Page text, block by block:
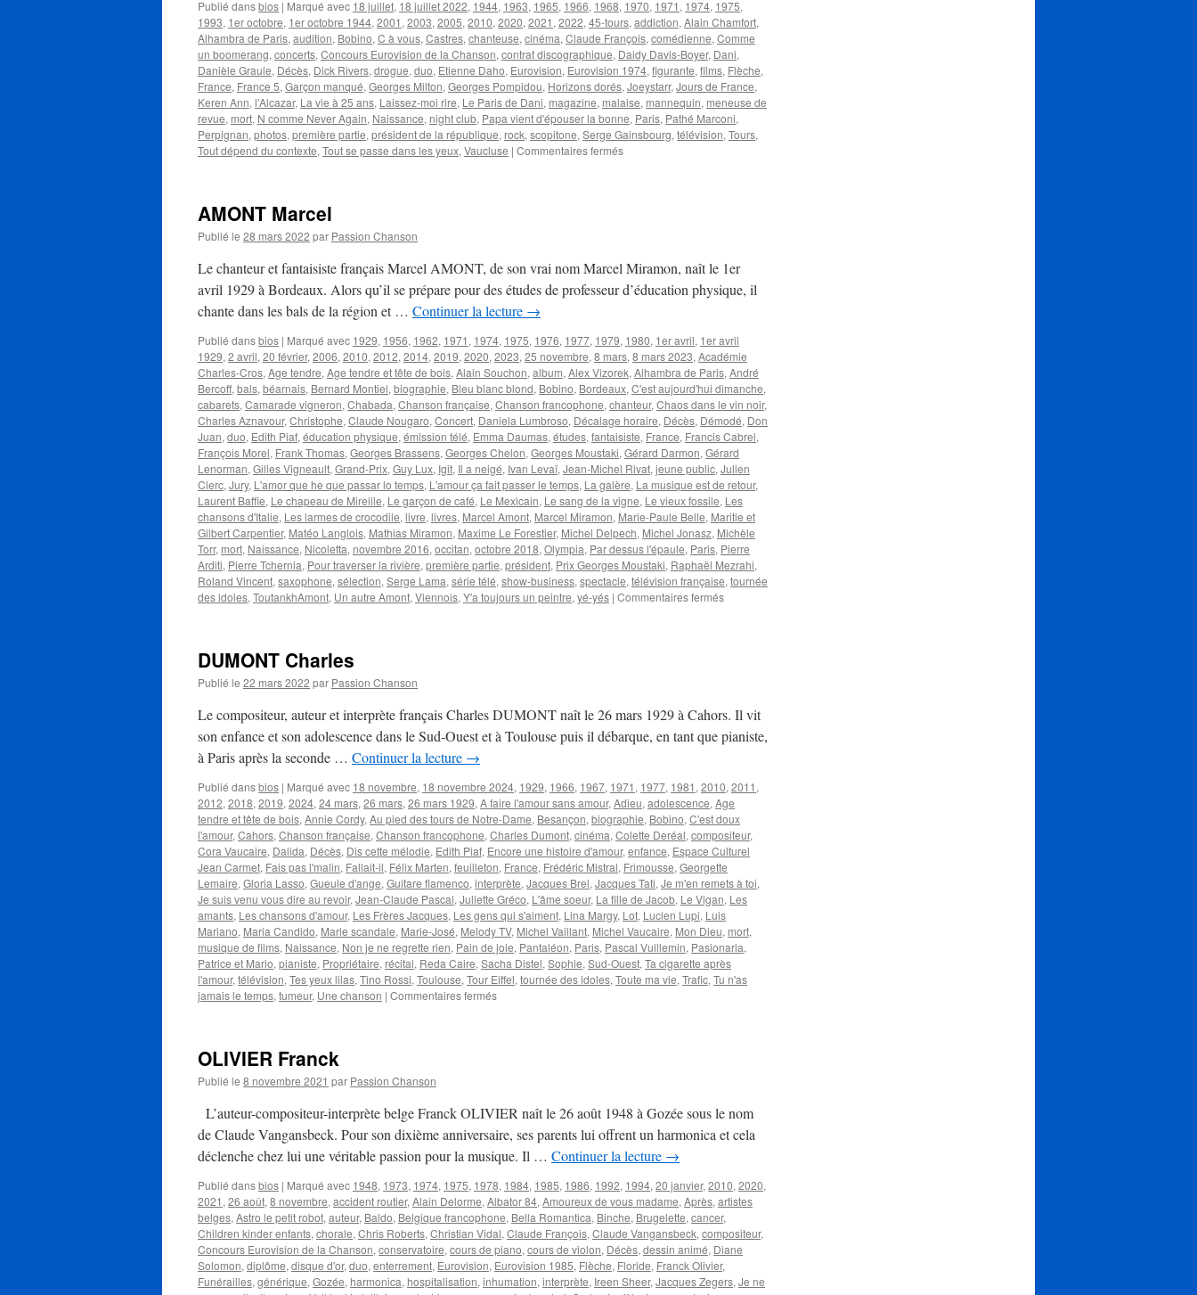
Publié dansbios | Marqué avec 18 juillet, 18 juillet 2022, 1944, 1963, 1965, 1966, 1968, 1970, 1971 , 1974, 1975,
1993, 1er octobre, 1er octobre 1944, 2001 , 2003, 2005, 2010, 2020, 2021 , 2022, 45-tours, addiction, Alain Chamfort,
Alhambra de Paris, audition, Bobino, C à vous, Castres, chanteuse, cinéma, Claude François, comédienne, Comme
un boomerang, concerts, Concours Eurovision de la Chanson, contrat discographique, Daidy Davis-Boyer, Dani,
Danièle Graule, Décès, Dick Rivers, drogue, duo, Etienne Daho, Eurovision, Eurovision 1974, figurante, films, Flèche,
France, France 5, Garçon manqué, Georges Milton, Georges Pompidou, Horizons dorés, Joeystarr, Jours de France,
Keren Ann, l'Alcazar, La vie à 25 ans, Laissez-moi rire, Le Paris de Dani, magazine, malaise, mannequin, meneuse de
revue, mort, N comme Never Again, Naissance, night club, Papa vient d'épouser la bonne, Paris, Pathé Marconi,
Perpignan, photos, première partie, président de la république, rock, scopitone, Serge Gainsbourg, télévision, Tours,
Tout dépend du contexte, Tout se passe dans les yeux, Vaucluse | Commentaires ferméssur
AMONT Marcel
Publié le 28 mars 2022 par Passion Chanson
Le chanteur et fantaisiste français Marcel AMONT, de son vrai nom Marcel Miramon, naît le 1er
avril 1929 à Bordeaux. Alors qu’il se prépare pour des études de professeur d’éducation physique, il
chante dans les bals de la région et … Continuer la lecture →
Publié dansbios | Marqué avec 1929, 1956, 1962, 1971 , 1974, 1975, 1976, 1977, 1979, 1980, 1er avril, 1er avril
1929, 2 avril, 20 février, 2006, 2010, 2012, 2014, 2019, 2020, 2023, 25 novembre, 8 mars, 8 mars 2023, Académie
Charles-Cros, Age tendre, Age tendre et tête de bois, Alain Souchon, album, Alex Vizorek, Alhambra de Paris, André
Bercoff, bals, béarnais, Bernard Montiel, biographie, Bleu blanc blond, Bobino, Bordeaux, C'est aujourd'hui dimanche,
cabarets, Camarade vigneron, Chabada, Chanson française, Chanson francophone, chanteur, Chaos dans le vin noir,
Charles Aznavour, Christophe, Claude Nougaro, Concert, Daniela Lumbroso, Décalage horaire, Décès, Démodé, Don
Juan, duo, Edith Piaf, éducation physique, émission télé, Emma Daumas, études, fantaisiste, France, Francis Cabrel,
François Morel, Frank Thomas, Georges Brassens, Georges Chelon, Georges Moustaki, Gérard Darmon, Gérard
Lenorman, Gilles Vigneault, Grand-Prix, Guy Lux, Igit, Il a neigé, Ivan Levaï, Jean-Michel Rivat, jeune public, Julien
Clerc, Jury, L'amor que he que passar lo temps, L'amour ça fait passer le temps, La galère, La musique est de retour,
Laurent Baffie, Le chapeau de Mireille, Le garçon de café, Le Mexicain, Le sang de la vigne, Le vieux fossile, Les
chansons d'Italie, Les larmes de crocodile, livre, livres, Marcel Amont, Marcel Miramon, Marie-Paule Belle, Maritie et
Gilbert Carpentier, Matéo Langlois, Mathias Miramon, Maxime Le Forestier, Michel Delpech, Michel Jonasz, Michèle
Torr, mort, Naissance, Nicoletta, novembre 2016, occitan, octobre 2018, Olympia, Par dessus l'épaule, Paris, Pierre
Arditi, Pierre Tchernia, Pour traverser la rivière, première partie, président, Prix Georges Moustaki, Raphaël Mezrahi,
Roland Vincent, saxophone, sélection, Serge Lama, série télé, show-business, spectacle, télévision française, tournée
des idoles, ToutankhAmont, Un autre Amont, Viennois, Y'a toujours un peintre, yé-yés | Commentaires ferméssur
DUMONT Charles
Publié le 22 mars 2022 par Passion Chanson
Le compositeur, auteur et interprète français Charles DUMONT naît le 26 mars 1929 à Cahors. Il vit
son enfance et son adolescence dans le Sud-Ouest et à Toulouse puis il débarque, en tant que pianiste,
à Paris après la seconde … Continuer la lecture →
Publié dansbios | Marqué avec 18 novembre, 18 novembre 2024, 1929, 1966, 1967, 1971 , 1977, 1981 , 2010, 2011 ,
2012, 2018, 2019, 2024, 24 mars, 26 mars, 26 mars 1929, A faire l'amour sans amour, Adieu, adolescence, Age
tendre et tête de bois, Annie Cordy, Au pied des tours de Notre-Dame, Besançon, biographie, Bobino, C'est doux
l'amour, Cahors, Chanson française, Chanson francophone, Charles Dumont, cinéma, Colette Deréal, compositeur,
Cora Vaucaire, Dalida, Décès, Dis cette mélodie, Edith Piaf, Encore une histoire d'amour, enfance, Espace Culturel
Jean Carmet, Fais pas l'malin, Fallait-il, Félix Marten, feuilleton, France, Frédéric Mistral, Frimousse, Georgette
Lemaire, Gloria Lasso, Gueule d'ange, Guitare flamenco, interprète, Jacques Brel, Jacques Tati, Je m'en remets à toi,
Je suis venu vous dire au revoir, Jean-Claude Pascal, Juliette Gréco, L'âme soeur, La fille de Jacob, Le Vigan, Les
amants, Les chansons d'amour, Les Frères Jacques, Les gens qui s'aiment, Lina Margy, Lot, Lucien Lupi, Luis
Mariano, Maria Candido, Marie scandale, Marie-José, Melody TV, Michel Vaillant, Michel Vaucaire, Mon Dieu, mort,
musique de films, Naissance, Non je ne regrette rien, Pain de joie, Pantaléon, Paris, Pascal Vuillemin, Pasionaria,
Patrice et Mario, pianiste, Propriétaire, récital, Reda Caire, Sacha Distel, Sophie, Sud-Ouest, Ta cigarette après
l'amour, télévision, Tes yeux lilas, Tino Rossi, Toulouse, Tour Eiffel, tournée des idoles, Toute ma vie, Trafic, Tu n'as
jamais le temps, tumeur, Une chanson | Commentaires ferméssur
OLIVIER Franck
Publié le 8 novembre 2021 par Passion Chanson
L’auteur-compositeur-interprète belge Franck OLIVIER naît le 26 août 1948 à Gozée sous le nom
de Claude Vangansbeck. Pour son dixième anniversaire, ses parents lui offrent un harmonica et cela
déclenche chez lui une véritable passion pour la musique. Il … Continuer la lecture →
Publié dansbios | Marqué avec 1948, 1973, 1974, 1975, 1978, 1984, 1985, 1986, 1992, 1994, 20 janvier, 2010, 2020,
2021 , 26 août, 8 novembre, accident routier, Alain Delorme, Albator 84, Amoureux de vous madame, Après, artistes
belges, Astro le petit robot, auteur, Baldo, Belgique francophone, Bella Romantica, Binche, Brugelette, cancer,
Children kinder enfants, chorale, Chris Roberts, Christian Vidal, Claude François, Claude Vangansbeck, compositeur,
Concours Eurovision de la Chanson, conservatoire, cours de piano, cours de violon, Décès, dessin animé, Diane
Solomon, diplôme, disque d'or, duo, enterrement, Eurovision, Eurovision 1985, Flèche, Floride, Franck Olivier,
Funérailles, générique, Gozée, harmonica, hospitalisation, inhumation, interprète, Ireen Sheer, Jacques Zegers, Je ne